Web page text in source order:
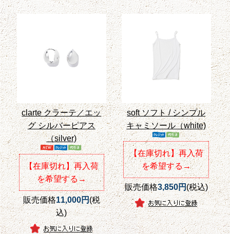
clarte クラーテ／エッ
グ シルバーピアス
（silver)
【在庫切れ】再入荷
を希望する→
販売価格11,000円(税
込)
soft ソフト / シンプル
キャミソール（white)
【在庫切れ】再入荷
を希望する→
販売価格3,850円(税込)